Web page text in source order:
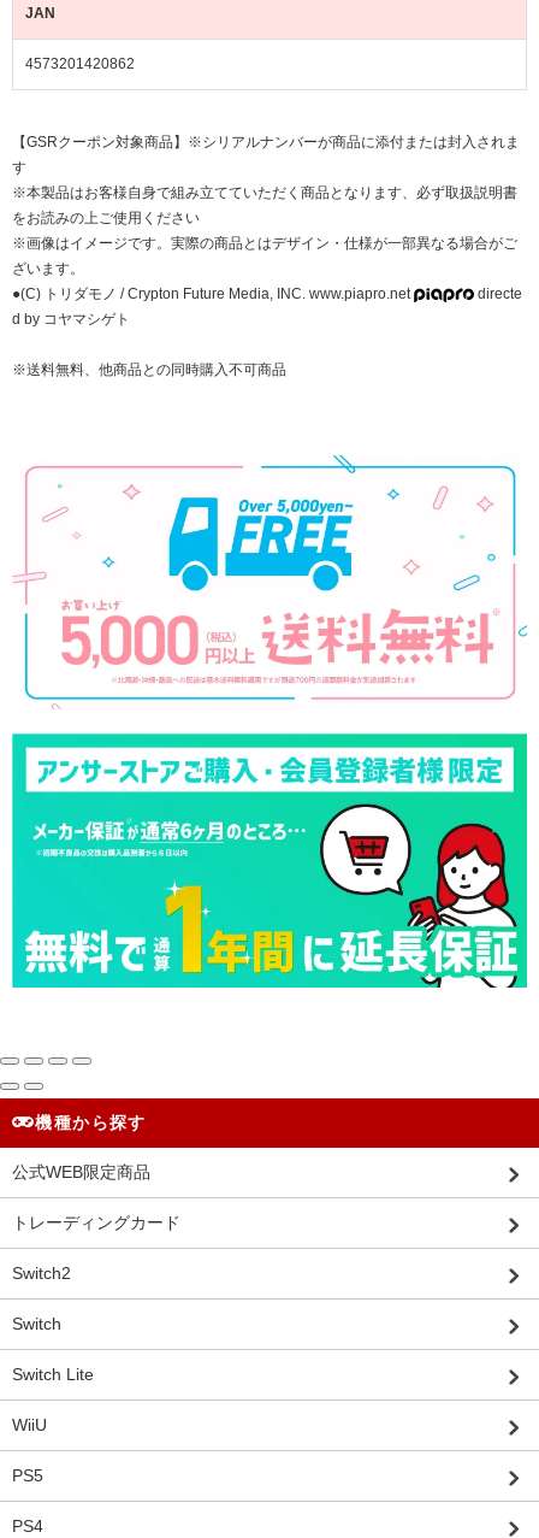
JAN
4573201420862
【GSRクーポン対象商品】※シリアルナンバーが商品に添付または封入されま
す
※本製品はお客様自身で組み立てていただく商品となります、必ず取扱説明書
をお読みの上ご使用ください
※画像はイメージです。実際の商品とはデザイン・仕様が一部異なる場合がご
ざいます。
●(C) トリダモノ / Crypton Future Media, INC. www.piapro.net
directe
d by コヤマシゲト
※送料無料、他商品との同時購入不可商品
機種から探す
公式WEB限定商品
トレーディングカード
Switch2
Switch
Switch Lite
WiiU
PS5
PS4